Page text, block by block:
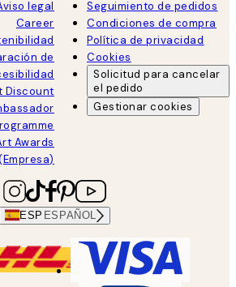
legal
Career
de
Discount
Awards
Seguimiento de pedidos
Condiciones de compra
Política de privacidad
Cookies
Solicitud para cancelar
el pedido
Gestionar cookies
ESP ESPAÑOL